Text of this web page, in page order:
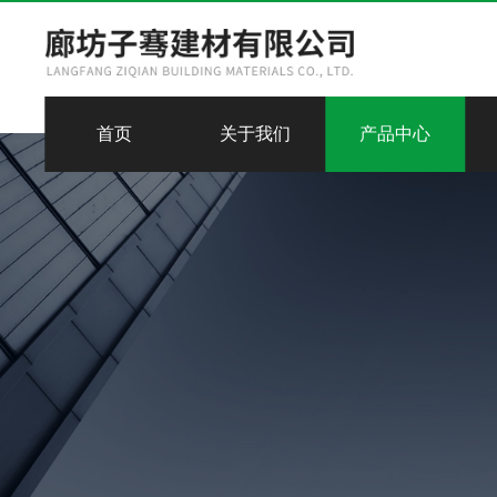
首页 关于我们 产品中心